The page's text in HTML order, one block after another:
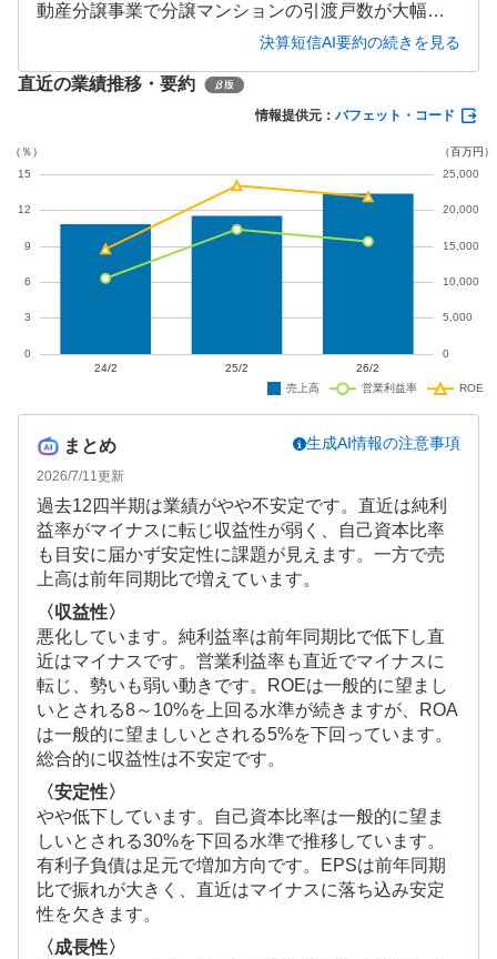
動産分譲事業で分譲マンションの引渡戸数が大幅に
減少し、売上高が前年同期比61.5％減の34.14億円、
し、通期の分譲マンション引渡予定366戸に対し既に
251戸の契約を締結しており（契約進捗率68.6％）、
決算短信AI要約の続きを見る
直近の業績推移・要約
情報提供元： バフェット・コード
まとめ
2026/7/11更新
生成AI情報の注意事項
過去12四半期は業績がやや不安定です。直近は純利
益率がマイナスに転じ収益性が弱く、自己資本比率
も目安に届かず安定性に課題が見えます。一方で売
上高は前年同期比で増えています。
〈収益性〉
悪化しています。純利益率は前年同期比で低下し直
近はマイナスです。営業利益率も直近でマイナスに
転じ、勢いも弱い動きです。ROEは一般的に望まし
いとされる8～10%を上回る水準が続きますが、ROA
は一般的に望ましいとされる5%を下回っています。
総合的に収益性は不安定です。
〈安定性〉
やや低下しています。自己資本比率は一般的に望ま
しいとされる30%を下回る水準で推移しています。
有利子負債は足元で増加方向です。EPSは前年同期
比で振れが大きく、直近はマイナスに落ち込み安定
性を欠きます。
〈成長性〉